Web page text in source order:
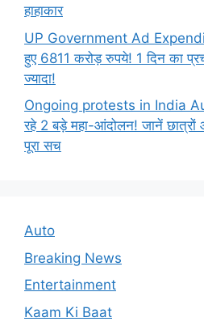
हाहाकार
UP Government Ad
हुए 6811 करोड़ रुपये! 1 दिन का
ज्यादा!
Ongoing protests in India
रहे 2 बड़े महा-आंदोलन! जानें छात्रों
पूरा सच
Auto
Breaking News
Entertainment
Kaam Ki Baat